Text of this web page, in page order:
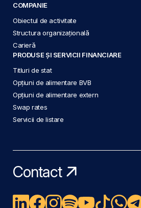
COMPANIE
Obiectul de activitate
Structura organizațională
Carieră
PRODUSE ȘI SERVICII FINANCIARE
Titluri de stat
Opțiuni de alimentare BVB
Opțiuni de alimentare extern
Swap rates
Servicii de listare
Contact